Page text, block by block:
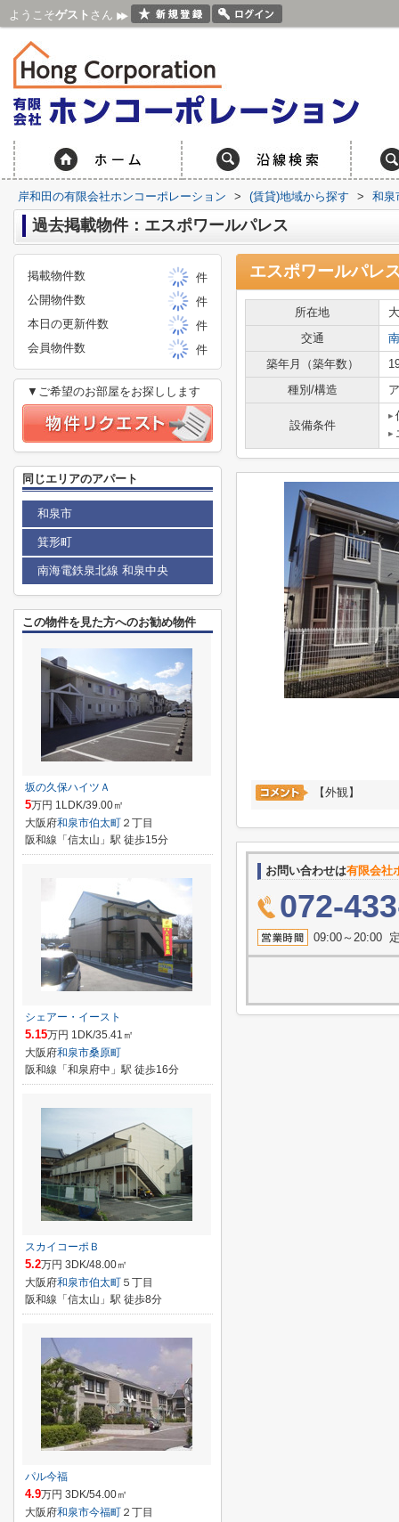
ようこそゲスト さん
岸和田の有限会社ホンコーポレーション > (賃貸)地域から探す > 和泉
過去掲載物件：エスポワールパレス
エスポワールパレ
所在地
交通
築年月（築年数）
種別/構造
設備条件
【外観】
お問い合わせは有限会社
072-
09:00～20:00
掲載物件数
件
公開物件数
件
本日の更新件数
件
会員物件数
件
▼ご希望のお部屋をお探しします
同じエリアのアパート
和泉市
箕形町
南海電鉄泉北線 和泉中央
この物件を見た方へのお勧め物件
坂の久保ハイツＡ
5万円 1LDK/39.00㎡
大阪府和泉市伯太町 ２丁目
阪和線「信太山」駅 徒歩15分
シェアー・イースト
5.15万円 1DK/35.41㎡
大阪府和泉市桑原町
阪和線「和泉府中」駅 徒歩16分
スカイコーポＢ
5.2万円 3DK/48.00㎡
大阪府和泉市伯太町 ５丁目
阪和線「信太山」駅 徒歩8分
パル今福
4.9万円 3DK/54.00㎡
大阪府和泉市今福町 ２丁目